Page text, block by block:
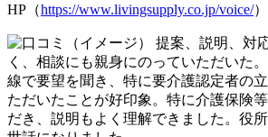
HP（https://www.livingsupply.co.jp/voice/）
提案、説明、対
く、相談にも親身にのっていただいた
線で要望を聞き、特に要介護認定者の
ただいたことが好印象。特に介護保険
だき、説明もよく理解できました。役